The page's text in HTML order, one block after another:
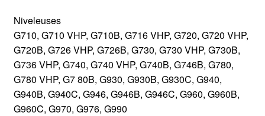
Niveleuses
G710, G710 VHP, G710B, G716 VHP, G720, G720 VHP,
G720B, G726 VHP, G726B, G730, G730 VHP, G730B,
G736 VHP, G740, G740 VHP, G740B, G746B, G780,
G780 VHP, G7 80B, G930, G930B, G930C, G940,
G940B, G940C, G946, G946B, G946C, G960, G960B,
G960C, G970, G976, G990